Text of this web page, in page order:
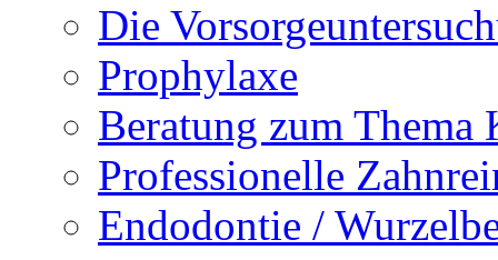
Die
Prophylaxe
Beratung zum Thema
Professionelle
Endodontie /